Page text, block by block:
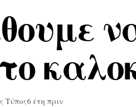
Τύπος6 έτη πριν